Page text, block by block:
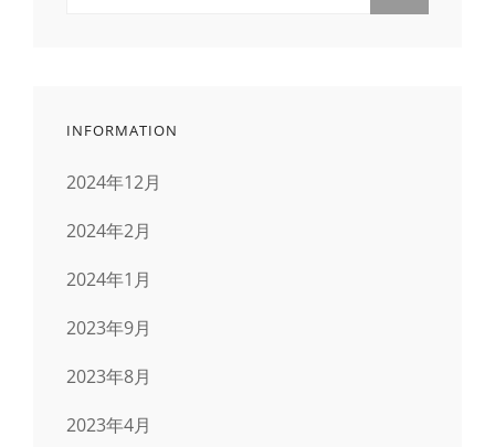
INFORMATION
2024年12月
2024年2月
2024年1月
2023年9月
2023年8月
2023年4月